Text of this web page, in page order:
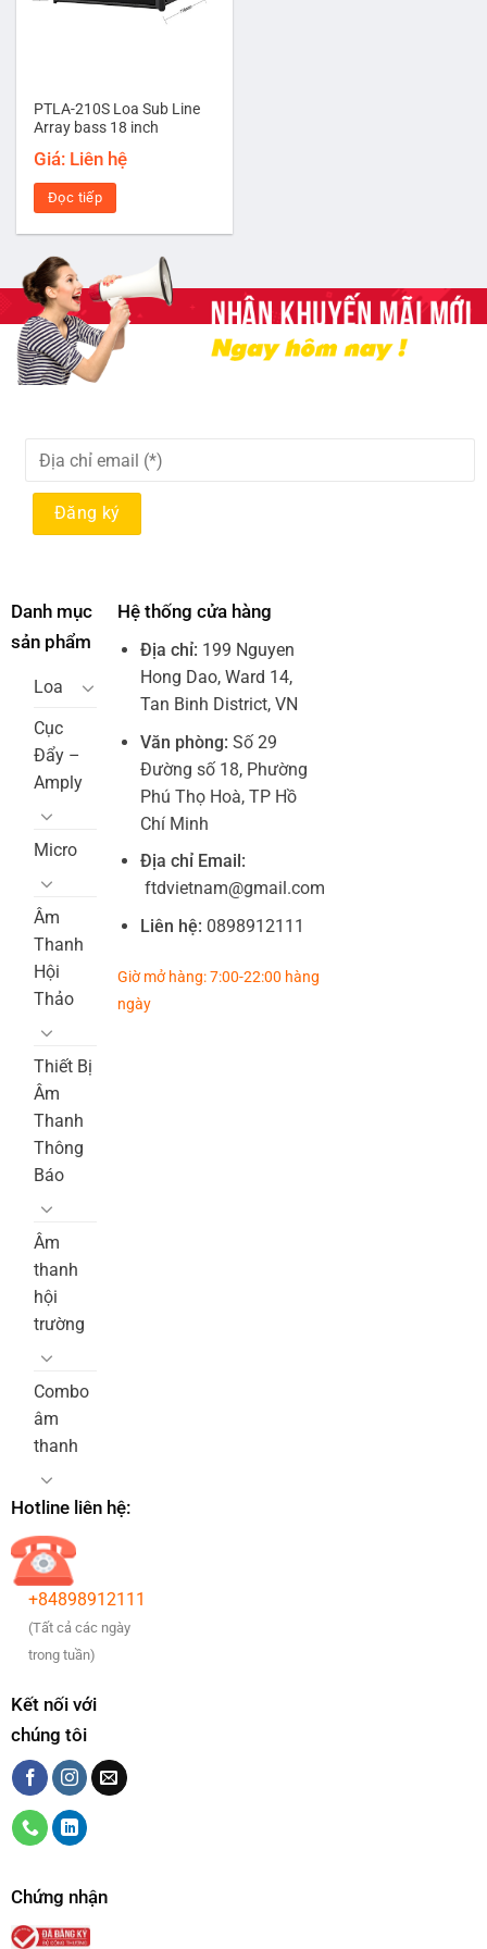
PTLA-210S Loa Sub Line
Array bass 18 inch
Giá: Liên hệ
Đọc tiếp
Danh mục
sản phẩm
Loa
Cục
Đẩy –
Amply
Micro
Âm
Thanh
Hội
Thảo
Thiết Bị
Âm
Thanh
Thông
Báo
Âm
thanh
hội
trường
Combo
âm
thanh
Hệ thống cửa hàng
Địa chỉ: 199 Nguyen
Hong Dao, Ward 14,
Tan Binh District, VN
Văn phòng: Số 29
Đường số 18, Phường
Phú Thọ Hoà, TP Hồ
Chí Minh
Địa chỉ Email:
ftdvietnam@gmail.com
Liên hệ: 0898912111
Giờ mở hàng: 7:00-22:00 hàng
ngày
Hotline liên hệ:
+84898912111
(Tất cả các ngày
trong tuần)
Kết nối với
chúng tôi
Chứng nhận